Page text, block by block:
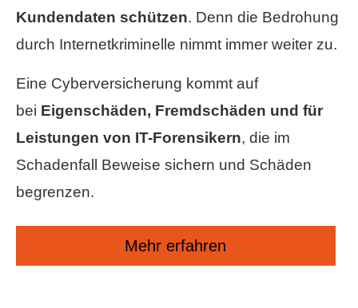
Kundendaten schützen. Denn die Bedrohung
durch Internetkriminelle nimmt immer weiter zu.
Eine Cyberversicherung kommt auf
bei Eigenschäden, Fremdschäden und für
Leistungen von IT-Forensikern, die im
Schadenfall Beweise sichern und Schäden
begrenzen.
Mehr erfahren